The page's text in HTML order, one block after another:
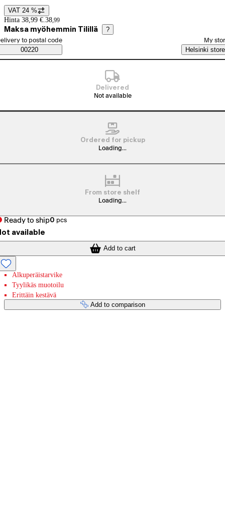
Price details
VAT 24 %
Hinta 38,99 €. 38,99
Maksa myöhemmin Tilillä ?
Saatavuustiedot
order method
to postal code
00220
My
Helsinki store
Delivered
Not available
Ordered for pickup
Loading...
From store shelf
Loading...
Ready to ship0 pcs
available
Add to cart
Alkuperäistarvike
Tyylikäs muotoilu
Erittäin kestävä
Add to comparison